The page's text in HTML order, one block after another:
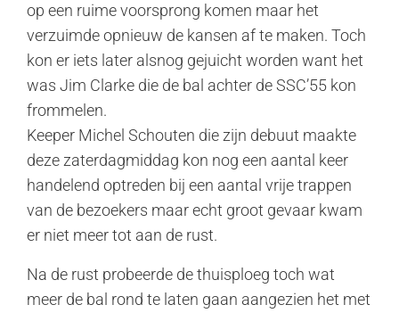
op een ruime voorsprong komen maar het
verzuimde opnieuw de kansen af te maken. Toch
kon er iets later alsnog gejuicht worden want het
was Jim Clarke die de bal achter de SSC’55 kon
frommelen.
Keeper Michel Schouten die zijn debuut maakte
deze zaterdagmiddag kon nog een aantal keer
handelend optreden bij een aantal vrije trappen
van de bezoekers maar echt groot gevaar kwam
er niet meer tot aan de rust.
Na de rust probeerde de thuisploeg toch wat
meer de bal rond te laten gaan aangezien het met